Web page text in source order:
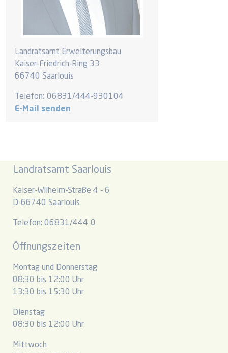
Telefon: 06831/444-930104
E-Mail senden
Landratsamt Erweiterungsbau
Kaiser-Friedrich-Ring 33
66740 Saarlouis
Landratsamt Saarlouis
Kaiser-Wilhelm-Straße 4 - 6
D-66740 Saarlouis
Telefon: 06831/444-0
Öffnungszeiten
Montag und Donnerstag
08:30 bis 12:00 Uhr
13:30 bis 15:30 Uhr
Dienstag
08:30 bis 12:00 Uhr
Mittwoch